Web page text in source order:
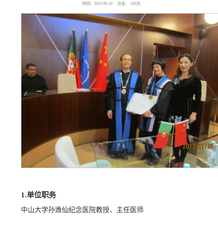
时间：2025-09-10 点击: 283次
1.单位职务
中山大学孙逸仙纪念医院教授、主任医师